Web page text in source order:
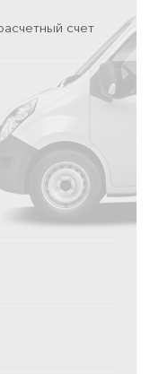
счет